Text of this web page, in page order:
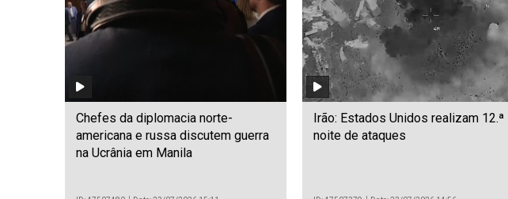
Chefes da diplomacia norte-
americana e russa discutem guerra
na Ucrânia em Manila
Irão: Estados Unidos realizam 12.ª
noite de ataques